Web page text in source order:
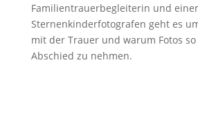
Familientrauerbegleiterin und
Sternenkinderfotografen geht es
mit der Trauer und warum Fotos
Abschied zu nehmen.